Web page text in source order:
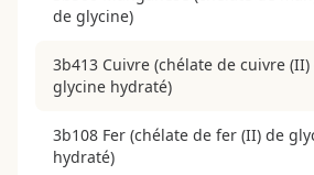
de glycine)
3b413 Cuivre (chélate de cuivre (II)
glycine hydraté)
3b108 Fer (chélate de fer (II) de
hydraté)